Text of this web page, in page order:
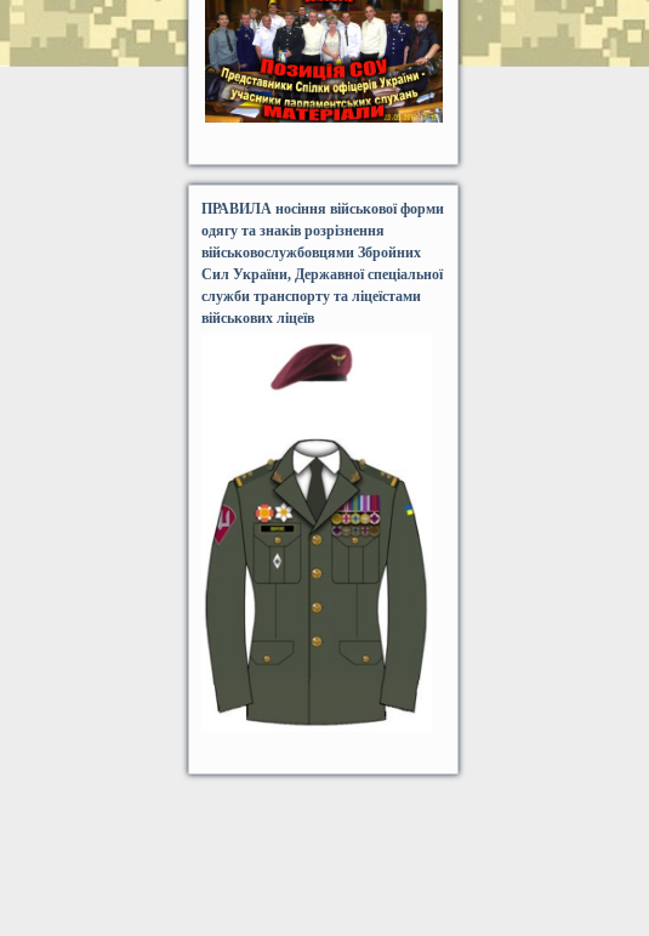
ПРАВИЛА носіння військової форми
одягу та знаків розрізнення
військовослужбовцями Збройних
Сил України, Державної спеціальної
служби транспорту та ліцеїстами
військових ліцеїв